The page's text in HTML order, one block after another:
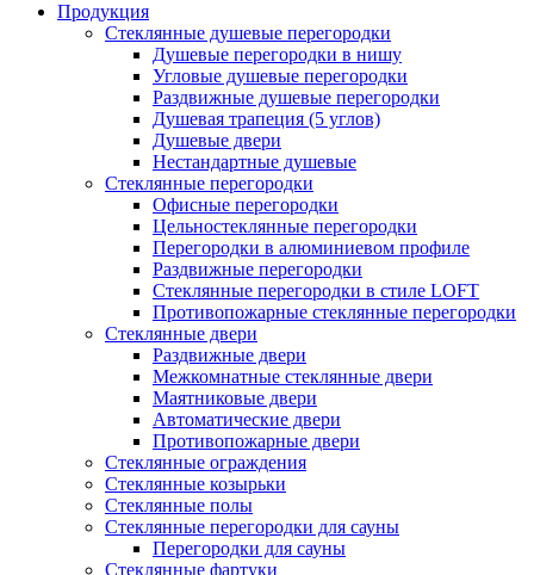
Продукция
Стеклянные душевые перегородки
Душевые перегородки в нишу
Угловые душевые перегородки
Раздвижные душевые перегородки
Душевая трапеция (5 углов)
Душевые двери
Нестандартные душевые
Стеклянные перегородки
Офисные перегородки
Цельностеклянные перегородки
Перегородки в алюминиевом профиле
Раздвижные перегородки
Стеклянные перегородки в стиле LOFT
Противопожарные стеклянные перегородки
Стеклянные двери
Раздвижные двери
Межкомнатные стеклянные двери
Маятниковые двери
Автоматические двери
Противопожарные двери
Стеклянные ограждения
Стеклянные козырьки
Стеклянные полы
Стеклянные перегородки для сауны
Перегородки для сауны
Стеклянные фартуки